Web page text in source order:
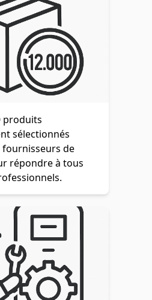
produits
sélectionnés
fournisseurs de
répondre à tous